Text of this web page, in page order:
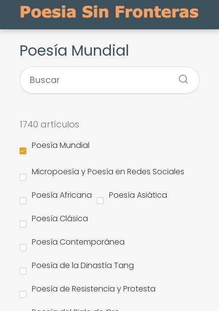
Poesía Mundial
1740 artículos
Poesía Mundial
Micropoesía y Poesía en Redes Sociales
Poesía Africana Poesía Asiática
Poesía Clásica
Poesía Contemporánea
Poesía de la Dinastía Tang
Poesía de Resistencia y Protesta